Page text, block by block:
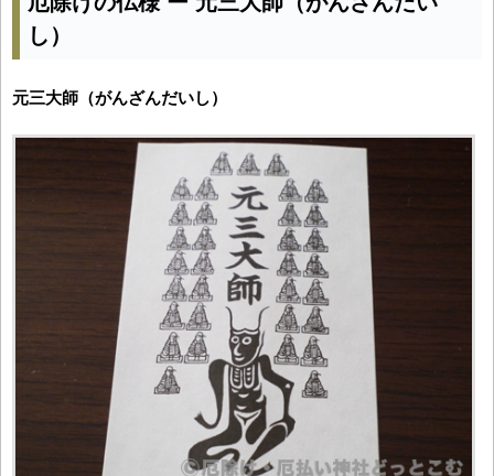
し）
元三大師（がんざんだいし）